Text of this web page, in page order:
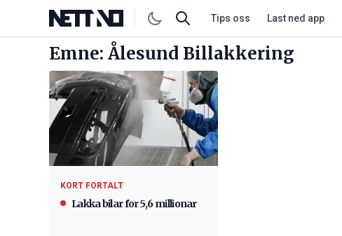
Tips oss Last ned app
Emne: Ålesund Billakkering
KORT FORTALT
Lakka bilar for 5,6 millionar